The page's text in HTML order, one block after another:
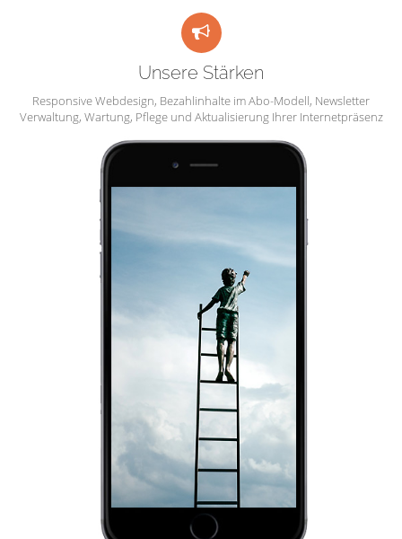
Unsere Stärken
Responsive Webdesign, Bezahlinhalte im Abo-Modell, Newsletter
Verwaltung, Wartung, Pflege und Aktualisierung Ihrer Internetpräsenz